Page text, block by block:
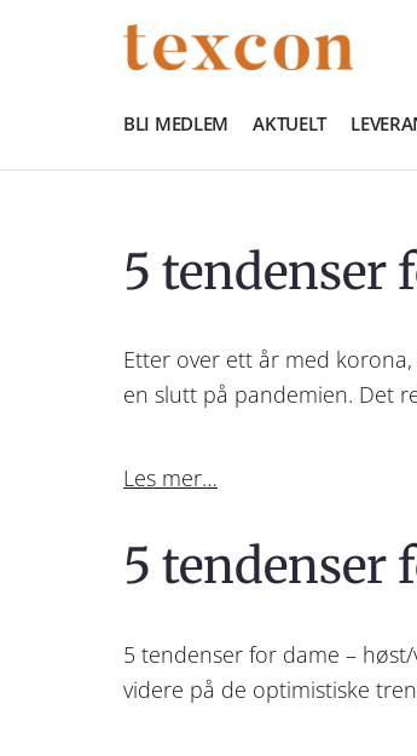
BLI MEDLEM AKTUELT
5 tendenser
Etter over ett år med
en slutt på pandemien. Det
Les mer…
5 tendenser
5 tendenser for dame –
videre på de optimistiske